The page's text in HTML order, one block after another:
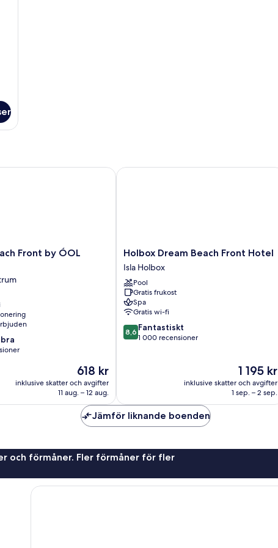
Front by ÓOL
Priset
är
618 kr
618 kr
inklusive skatter och avgifter
11 aug. – 12 aug.
Front by ÓOL Hotels
Holbox
Dream
Beach
Front
Hotel
Isla
Holbox
Holbox Dream Beach Front Hotel
Isla Holbox
Pool
Gratis frukost
Spa
Gratis wi-fi
8.6
av
8,6 Fantastiskt
1 000 recensioner
Priset
är
1 195 kr
1 195 kr
inklusive skatter och avgifter
1 sep. – 2 sep.
Holbox Dream Beach Front Hotel
Jämför liknande boenden
och förmåner. Fler förmåner för fler